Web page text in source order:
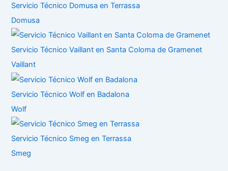
Servicio Técnico Domusa en Terrassa
Domusa
Servicio Técnico Vaillant en Santa Coloma de Gramenet
Vaillant
Servicio Técnico Wolf en Badalona
Wolf
Servicio Técnico Smeg en Terrassa
Smeg